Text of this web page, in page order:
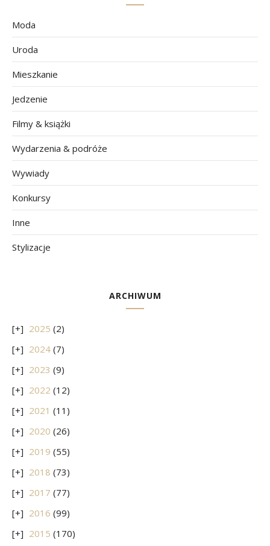
Moda
Uroda
Mieszkanie
Jedzenie
Filmy & książki
Wydarzenia & podróże
Wywiady
Konkursy
Inne
Stylizacje
ARCHIWUM
2025 (2)
2024 (7)
2023 (9)
2022 (12)
2021 (11)
2020 (26)
2019 (55)
2018 (73)
2017 (77)
2016 (99)
2015 (170)